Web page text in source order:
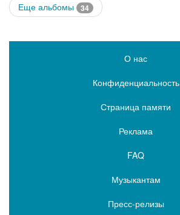
Еще альбомы 34
О нас
Конфиденциальность
Страница памяти
Реклама
FAQ
Музыкантам
Пресс-релизы